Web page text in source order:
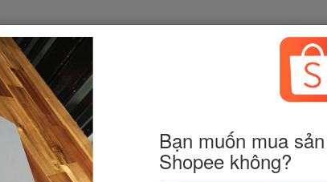
Bạn muốn mua
Shopee không?